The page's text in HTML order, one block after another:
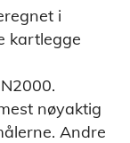
i
kartlegge
nøyaktig
Andre